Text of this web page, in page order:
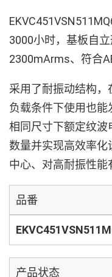
3000小时，基板自
2300mArms、符合
采用了耐振动结构，
负载条件下使用也
相同尺寸下额定纹波
数量并实现高效率
中心、对高耐振性能
品番
产品状态